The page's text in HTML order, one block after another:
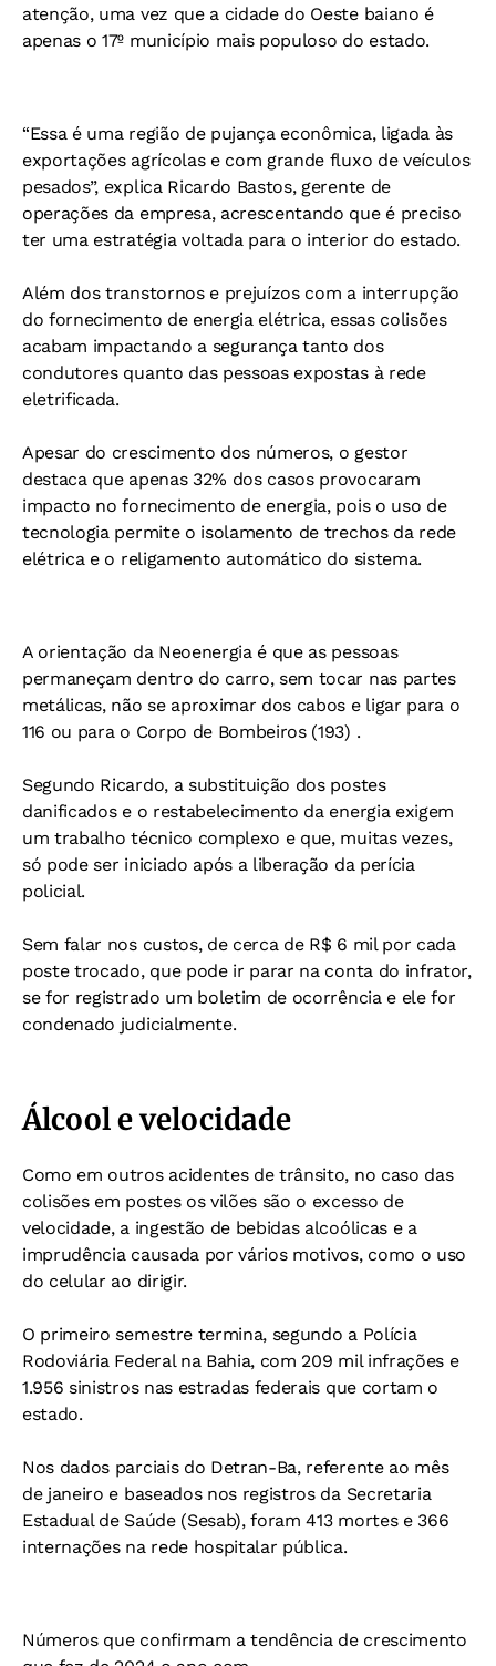
atenção, uma vez que a cidade do Oeste baiano é
apenas o 17º município mais populoso do estado.
“Essa é uma região de pujança econômica, ligada às
exportações agrícolas e com grande fluxo de veículos
pesados”, explica Ricardo Bastos, gerente de
operações da empresa, acrescentando que é preciso
ter uma estratégia voltada para o interior do estado.
Além dos transtornos e prejuízos com a interrupção
do fornecimento de energia elétrica, essas colisões
acabam impactando a segurança tanto dos
condutores quanto das pessoas expostas à rede
eletrificada.
Apesar do crescimento dos números, o gestor
destaca que apenas 32% dos casos provocaram
impacto no fornecimento de energia, pois o uso de
tecnologia permite o isolamento de trechos da rede
elétrica e o religamento automático do sistema.
A orientação da Neoenergia é que as pessoas
permaneçam dentro do carro, sem tocar nas partes
metálicas, não se aproximar dos cabos e ligar para o
116 ou para o Corpo de Bombeiros (193) .
Segundo Ricardo, a substituição dos postes
danificados e o restabelecimento da energia exigem
um trabalho técnico complexo e que, muitas vezes,
só pode ser iniciado após a liberação da perícia
policial.
Sem falar nos custos, de cerca de R$ 6 mil por cada
poste trocado, que pode ir parar na conta do infrator,
se for registrado um boletim de ocorrência e ele for
condenado judicialmente.
Álcool e velocidade
Como em outros acidentes de trânsito, no caso das
colisões em postes os vilões são o excesso de
velocidade, a ingestão de bebidas alcoólicas e a
imprudência causada por vários motivos, como o uso
do celular ao dirigir.
O primeiro semestre termina, segundo a Polícia
Rodoviária Federal na Bahia, com 209 mil infrações e
1.956 sinistros nas estradas federais que cortam o
estado.
Nos dados parciais do Detran-Ba, referente ao mês
de janeiro e baseados nos registros da Secretaria
Estadual de Saúde (Sesab), foram 413 mortes e 366
internações na rede hospitalar pública.
Números que confirmam a tendência de crescimento